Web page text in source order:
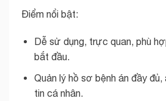
Điểm nổi bật:
Dễ sử dụng, trực quan, phù
bắt đầu.
Quản lý hồ sơ bệnh án đầy
tin cá nhân.